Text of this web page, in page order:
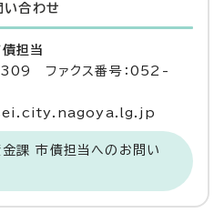
い合わせ
担当
ファクス番号：052-
課 市債担当へのお問い